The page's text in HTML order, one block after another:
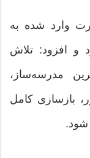
وارد شده به
کرد و افزود: تلاش
مدرسه‌ساز،
بازسازی کامل
شود.